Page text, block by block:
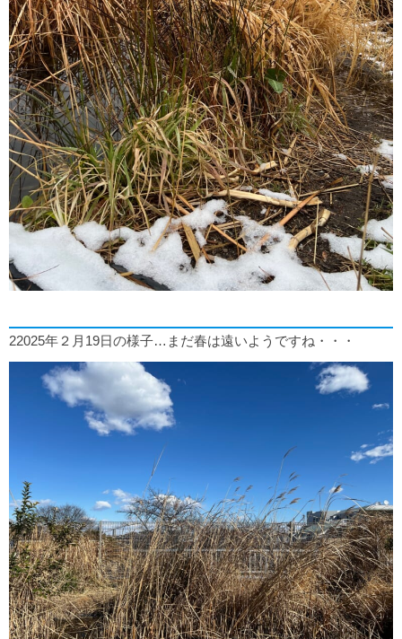
22025年２月19日の様子…まだ春は遠いようですね・・・